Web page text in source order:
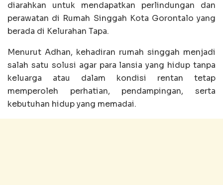
diarahkan untuk mendapatkan perlindungan dan
perawatan di Rumah Singgah Kota Gorontalo yang
berada di Kelurahan Tapa.
Menurut Adhan, kehadiran rumah singgah menjadi
salah satu solusi agar para lansia yang hidup tanpa
keluarga atau dalam kondisi rentan tetap
memperoleh perhatian, pendampingan, serta
kebutuhan hidup yang memadai.